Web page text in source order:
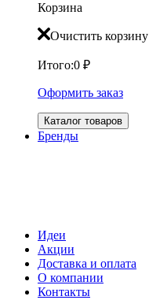
Корзина
Очистить корзину
Итого:0 ₽
Оформить заказ
Каталог товаров
Бренды
Идеи
Акции
Доставка и оплата
О компании
Контакты